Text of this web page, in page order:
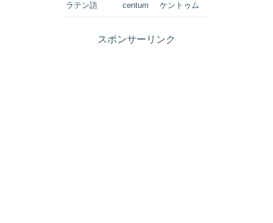
ラテン語 centum ケントゥム
スポンサーリンク